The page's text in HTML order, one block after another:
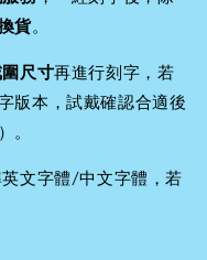
貨。
尺寸再進行刻字，若
版本，試戴確認合適後
文字體/中文字體，若